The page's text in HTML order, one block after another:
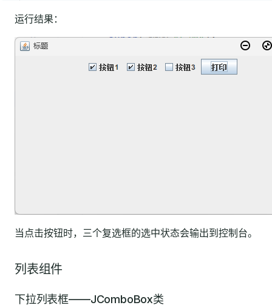
运行结果：
当点击按钮时，三个复选框的选中状态会输出到控制台。
列表组件
下拉列表框——JComboBox类